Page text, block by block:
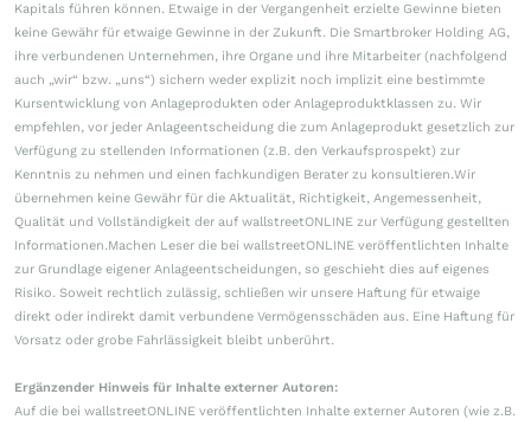
Kapitals führen können. Etwaige in der Vergangenheit erzielte Gewinne bieten
keine Gewähr für etwaige Gewinne in der Zukunft. Die Smartbroker Holding AG,
ihre verbundenen Unternehmen, ihre Organe und ihre Mitarbeiter (nachfolgend
auch „wir“ bzw. „uns“) sichern weder explizit noch implizit eine bestimmte
Kursentwicklung von Anlageprodukten oder Anlageproduktklassen zu. Wir
empfehlen, vor jeder Anlageentscheidung die zum Anlageprodukt gesetzlich zur
Verfügung zu stellenden Informationen (z.B. den Verkaufsprospekt) zur
Kenntnis zu nehmen und einen fachkundigen Berater zu konsultieren.Wir
übernehmen keine Gewähr für die Aktualität, Richtigkeit, Angemessenheit,
Qualität und Vollständigkeit der auf wallstreetONLINE zur Verfügung gestellten
Informationen.Machen Leser die bei wallstreetONLINE veröffentlichten Inhalte
zur Grundlage eigener Anlageentscheidungen, so geschieht dies auf eigenes
Risiko. Soweit rechtlich zulässig, schließen wir unsere Haftung für etwaige
direkt oder indirekt damit verbundene Vermögensschäden aus. Eine Haftung für
Vorsatz oder grobe Fahrlässigkeit bleibt unberührt.
Ergänzender Hinweis für Inhalte externer Autoren:
Auf die bei wallstreetONLINE veröffentlichten Inhalte externer Autoren (wie z.B.